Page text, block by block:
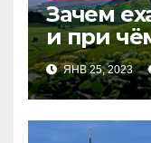
Зачем
и при
ЯНВ 25, 2023